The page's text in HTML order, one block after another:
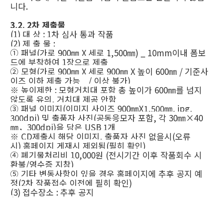
니다.
3.2. 2차 제출물
(1) 대 상 : 1차 심사 통과 작품
(2) 제 출 물 :
① 패널(가로 900㎜ X 세로 1,500㎜) _ 10mm이내 폼보
드에 부착하여 1장으로 제출
② 모형(가로 900㎜ X 세로 900㎜ X높이 600㎜ / 기준사
이즈 이하 제출 가능 / 이상 불가)
※ 높이제한 :모형거치대 포함 총 높이가 600㎜를 넘지
않도록 유의, 거치대 제공 안함
③ 패널 이미지(이미지 사이즈 900㎜X1,500㎜, jpg,
300dpi) 및 출품자 사진(공동응모자 포함, 각 30㎜×40
㎜， 300dpi)을 담은 USB 1개
※ CD제출시 해당 이미지, 출품자 사진 없을시(오류
시) 홈페이지 게재시 제외됨(필히 확인)
④ 폐기물처리비 10,000원 (전시기간 이후 작품회수 시
환불/영수증 지참)
⑤ 기타 변동사항이 있을 경우 홈페이지에 추후 공지 예
정(2차 작품접수 이전에 필히 확인)
(3) 접수장소 :추후 공지